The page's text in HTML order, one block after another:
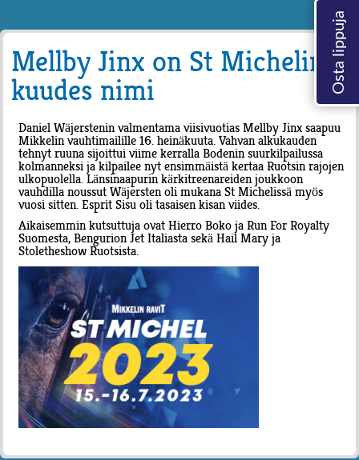
Mellby Jinx on St Michelin
kuudes nimi
Daniel Wäjerstenin valmentama viisivuotias Mellby Jinx saapuu
Mikkelin vauhtimailille 16. heinäkuuta. Vahvan alkukauden
tehnyt ruuna sijoittui viime kerralla Bodenin suurkilpailussa
kolmanneksi ja kilpailee nyt ensimmäistä kertaa Ruotsin rajojen
ulkopuolella. Länsinaapurin kärkitreenareiden joukkoon
vauhdilla noussut Wäjersten oli mukana St Michelissä myös
vuosi sitten. Esprit Sisu oli tasaisen kisan viides.
Aikaisemmin kutsuttuja ovat Hierro Boko ja Run For Royalty
Suomesta, Bengurion Jet Italiasta sekä Hail Mary ja
Stoletheshow Ruotsista.